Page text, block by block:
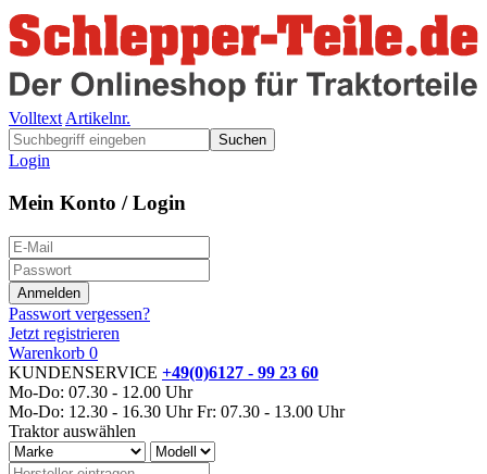
Volltext Artikelnr.
Suchen
Login
Mein Konto / Login
Passwort vergessen?
Jetzt registrieren
Warenkorb 0
KUNDENSERVICE +49(0)6127 - 99 23 60
Mo-Do: 07.30 - 12.00 Uhr
Mo-Do: 12.30 - 16.30 Uhr Fr: 07.30 - 13.00 Uhr
Traktor auswählen